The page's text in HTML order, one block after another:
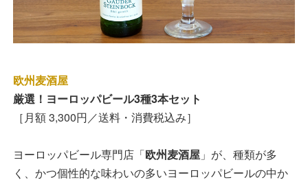
欧州麦酒屋
厳選！ヨーロッパビール3種3本セット
［月額 3,300円／送料・消費税込み］
ヨーロッパビール専門店「欧州麦酒屋 」が、種類が多
く、かつ個性的な味わいの多いヨーロッパビールの中か